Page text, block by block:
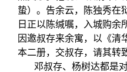
蛰）。告余云，陈独秀在
日正以陈缄嘱，入城购余
因邀叔存来余寓，以《清
本二册，交叔存，请其转
邓叔存、杨树达都是